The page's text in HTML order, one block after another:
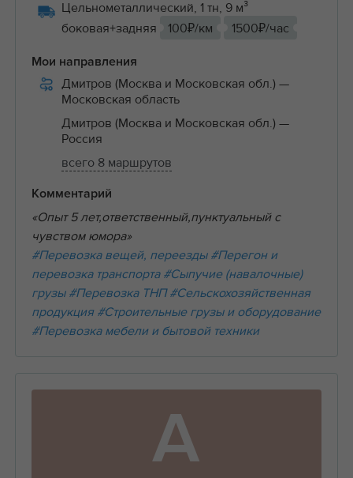
Цельнометаллический, 1 тн, 9 м³
боковая+задняя
100₽/км 1500₽/час
Мои направления
Дмитров (Москва и Московская обл.) —
Московская область
Дмитров (Москва и Московская обл.) —
Россия
всего 8 маршрутов
Комментарий
«Опыт 5 лет,ответственный,пунктуальный с
чувством юмора»
#Перевозка вещей, переезды #Перегон и
перевозка транспорта #Сыпучие (навалочные)
грузы #Перевозка ТНП #Сельскохозяйственная
продукция #Строительные грузы и оборудование
#Перевозка мебели и бытовой техники
А